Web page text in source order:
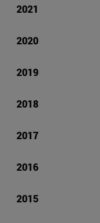
2021
2020
2019
2018
2017
2016
2015